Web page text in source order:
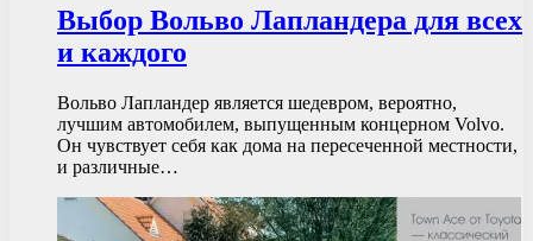
Выбор Вольво Лапландера для всех
и каждого
Вольво Лапландер является шедевром, вероятно,
лучшим автомобилем, выпущенным концерном Volvo.
Он чувствует себя как дома на пересеченной местности,
и различные…